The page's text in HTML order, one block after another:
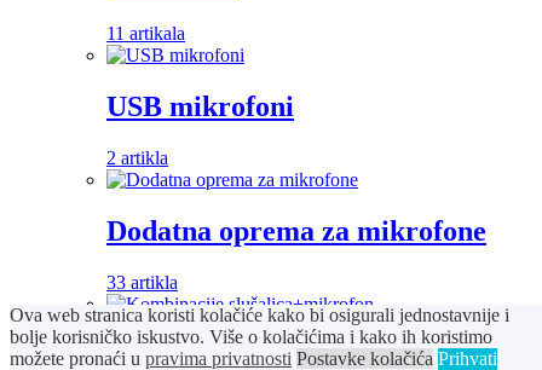
11 artikala
USB mikrofoni
2 artikla
Dodatna oprema za mikrofone
33 artikla
Kombinacije slušalica+mikrofon
Ova web stranica koristi kolačiće kako bi osigurali jednostavnije i
bolje korisničko iskustvo. Više o kolačićima i kako ih koristimo
možete pronaći u pravima privatnosti Postavke kolačića Prihvati